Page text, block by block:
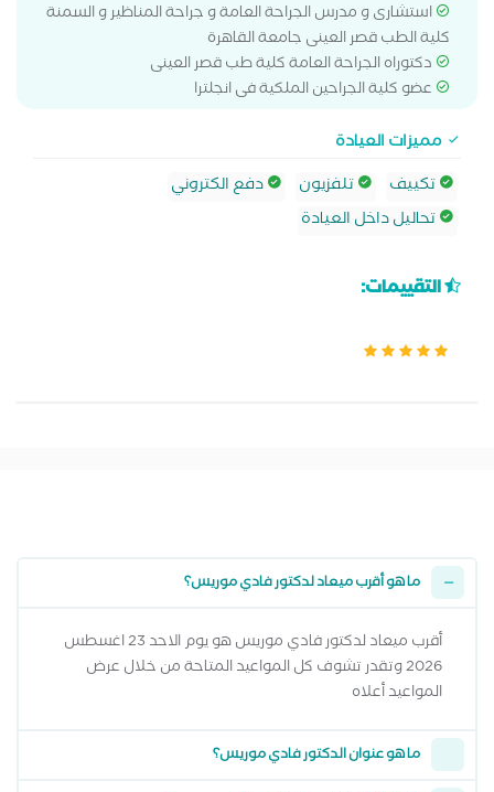
استشارى و مدرس الجراحة العامة و جراحة المناظير و السمنة
كلية الطب قصر العينى جامعة القاهرة
دكتوراه الجراحة العامة كلية طب قصر العينى
عضو كلية الجراحين الملكية فى انجلترا
مميزات العيادة
تكييف
تلفزيون
دفع الكتروني
تحاليل داخل العيادة
التقييمات:
ما هو أقرب ميعاد لدكتور فادي موريس؟
أقرب ميعاد لدكتور فادي موريس هو يوم الاحد 23 اغسطس
2026 وتقدر تشوف كل المواعيد المتاحة من خلال عرض
المواعيد أعلاه
ما هو عنوان الدكتور فادي موريس؟